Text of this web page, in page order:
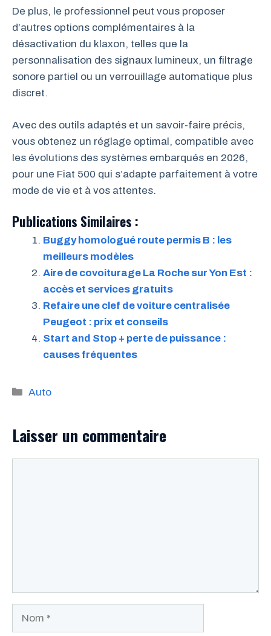
De plus, le professionnel peut vous proposer
d’autres options complémentaires à la
désactivation du klaxon, telles que la
personnalisation des signaux lumineux, un filtrage
sonore partiel ou un verrouillage automatique plus
discret.
Avec des outils adaptés et un savoir-faire précis,
vous obtenez un réglage optimal, compatible avec
les évolutions des systèmes embarqués en 2026,
pour une Fiat 500 qui s’adapte parfaitement à votre
mode de vie et à vos attentes.
Publications Similaires :
Buggy homologué route permis B : les
meilleurs modèles
Aire de covoiturage La Roche sur Yon Est :
accès et services gratuits
Refaire une clef de voiture centralisée
Peugeot : prix et conseils
Start and Stop + perte de puissance :
causes fréquentes
Catégories
Auto
Laisser un commentaire